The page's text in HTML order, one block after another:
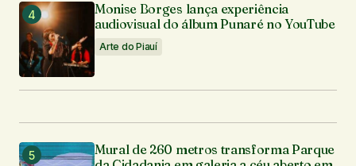
Monise Borges lança experiência
audiovisual do álbum Punaré no YouTube
Arte do Piauí
Mural de 260 metros transforma Parque